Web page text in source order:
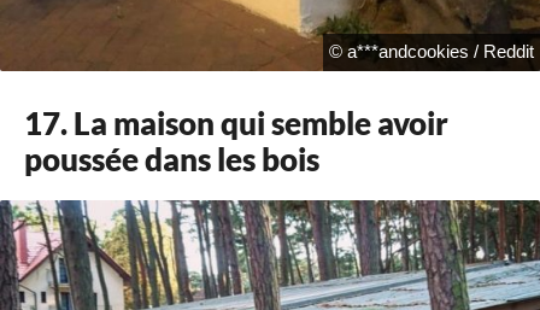
© a***andcookies / Reddit
17. La maison qui semble avoir
poussée dans les bois